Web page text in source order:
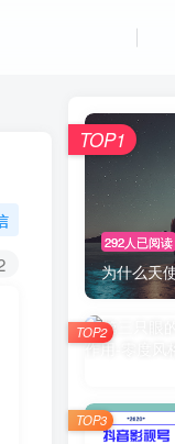
292人已阅读
为什么天
TOP1
TOP2
TOP3